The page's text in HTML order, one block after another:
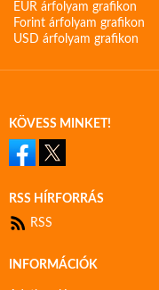
EUR árfolyam grafikon
Forint árfolyam grafikon
USD árfolyam grafikon
KÖVESS MINKET!
RSS HÍRFORRÁS
RSS
INFORMÁCIÓK